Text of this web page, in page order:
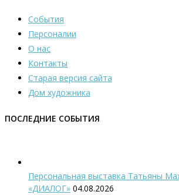
События
Персоналии
О нас
Контакты
Старая версия сайта
Дом художника
ПОСЛЕДНИЕ СОБЫТИЯ
Персональная выставка Татьяны
«ДИАЛОГ» 04.08.2026